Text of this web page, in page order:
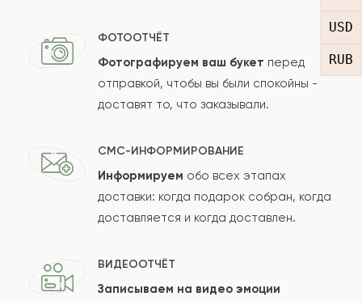
USD
RUB
Отзыв
Сколько будет
Отзыв будет опубликован после проверки.
Проверяем на спам.
ФОТООТЧЁТ
Фотографируем ваш букет перед
отправкой, чтобы вы были спокойны -
доставят то, что заказывали.
СМС-ИНФОРМИРОВАНИЕ
Информируем обо всех этапах
доставки: когда подарок собран, когда
доставляется и когда доставлен.
ВИДЕООТЧЁТ
Записываем на видео эмоции